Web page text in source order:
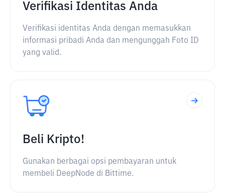
Verifikasi Identitas Anda
Verifikasi identitas Anda dengan memasukkan
informasi pribadi Anda dan mengunggah Foto ID
yang valid.
Beli Kripto!
Gunakan berbagai opsi pembayaran untuk
membeli DeepNode di Bittime.